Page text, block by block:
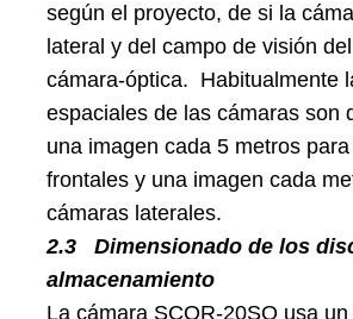
según el proyecto, de si la
lateral y del campo de visión
cámara-óptica. Habitualmente
espaciales de las cámaras son
una imagen cada 5 metros
frontales y una imagen cada
cámaras laterales.
2.3
Dimensionado de los
almacenamiento
La cámara SCOR-20SO usa